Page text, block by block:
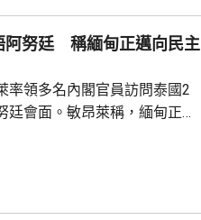
歉，改變不了他們抵制世界盃
賽事的立場，他們對恩芬...
阿努廷 稱緬甸正邁向民主
率領多名內閣官員訪問泰國2
廷會面。敏昂萊稱，緬甸正重
東盟建立更良好關係。阿努廷